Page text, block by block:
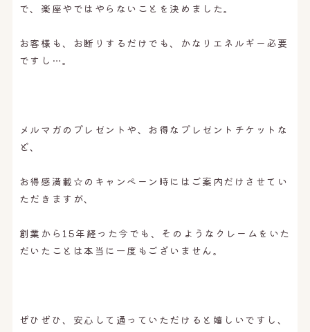
で、楽座やではやらないことを決めました。
お客様も、お断りするだけでも、かなりエネルギー必要
ですし…。
メルマガのプレゼントや、お得なプレゼントチケットな
ど、
お得感満載☆のキャンペーン時にはご案内だけさせてい
ただきますが、
創業から15年経った今でも、そのようなクレームをいた
だいたことは本当に一度もございません。
ぜひぜひ、安心して通っていただけると嬉しいですし、